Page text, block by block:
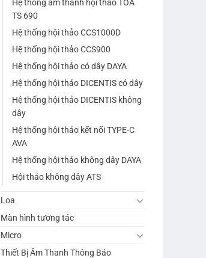
Hệ thống âm thanh hội thảo TOA
TS 690
Hệ thống hội thảo CCS1000D
Hệ thống hội thảo CCS900
Hệ thống hội thảo có dây DAYA
Hệ thống hội thảo DICENTIS có dây
Hệ thống hội thảo DICENTIS không
dây
Hệ thống hội thảo kết nối TYPE-C
AVA
Hệ thống hội thảo không dây DAYA
Hội thảo không dây ATS
Loa
Màn hình tương tác
Micro
Thiết Bị Âm Thanh Thông Báo